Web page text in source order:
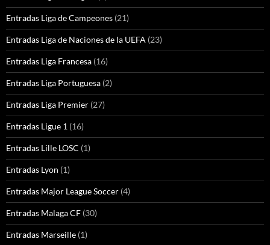
Entradas Liga de Campeones (21)
Entradas Liga de Naciones de la UEFA (23)
Entradas Liga Francesa (16)
Entradas Liga Portuguesa (2)
Entradas Liga Premier (27)
Entradas Ligue 1 (16)
Entradas Lille LOSC (1)
Entradas Lyon (1)
Entradas Major League Soccer (4)
Entradas Malaga CF (30)
Entradas Marseille (1)